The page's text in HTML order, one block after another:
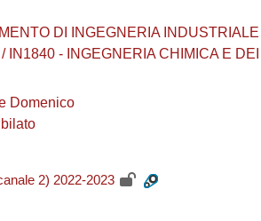
DI INGEGNERIA
IN1840 - INGEGNERIA CHIMICA E DEI
Domenico
2) 2022-2023